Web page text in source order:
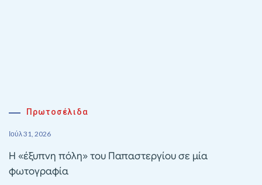
Πρωτοσέλιδα
Ιούλ 31, 2026
Η «έξυπνη πόλη» του Παπαστεργίου σε μία
φωτογραφία